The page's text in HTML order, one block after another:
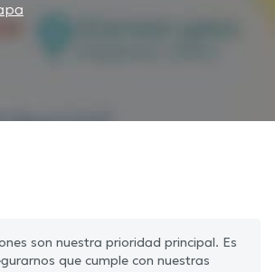
son nuestra prioridad principal. Es
que cumple con nuestras